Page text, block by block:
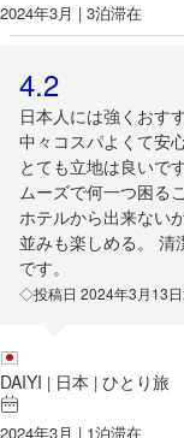
2024年3月 | 3泊滞在
4.2
日本人には強くおす
中々コスパよくて安
とても立地は良いで
ムーズで何一つ困る
ホテルから出来ない
並みも楽しめる。 清
です。
◇投稿日 2024年3月13
DAIYI | 日本 | ひとり旅
2024年3月 | 1泊滞在